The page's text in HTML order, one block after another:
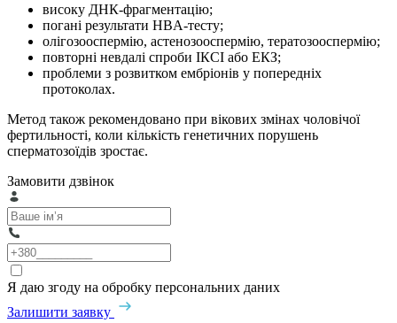
високу ДНК-фрагментацію;
погані результати HBA-тесту;
олігозооспермію, астенозооспермію, тератозооспермію;
повторні невдалі спроби ІКСІ або ЕКЗ;
проблеми з розвитком ембріонів у попередніх
протоколах.
Метод також рекомендовано при вікових змінах чоловічої
фертильності, коли кількість генетичних порушень
сперматозоїдів зростає.
Замовити дзвінок
Я даю згоду на обробку персональних даних
Залишити заявку